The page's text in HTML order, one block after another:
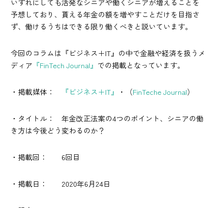
いずれにしても活発なシニアや働くシニアが増えることを
予想しており、貰える年金の額を増やすことだけを目指さ
ず、働けるうちはできる限り働くべきと説いています。
今回のコラムは『ビジネス＋IT』の中で金融や経済を扱うメ
ディア 『FinTech Journal』 での掲載となっています。
・掲載媒体： 『ビジネス＋IT』 ・（FinTeche Journal）
・タイトル： 年金改正法案の4つのポイント、シニアの働
き方は今後どう変わるのか？
・掲載回： 6回目
・掲載日： 2020年6月24日